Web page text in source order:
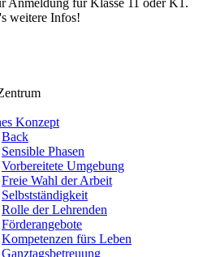
weitere Infos!
Konzept
Back
Sensible Phasen
Vorbereitete Umgebung
Freie Wahl der Arbeit
Selbstständigkeit
Rolle der Lehrenden
Förderangebote
Kompetenzen fürs Leben
Ganztagsbetreuung